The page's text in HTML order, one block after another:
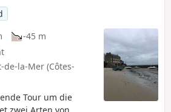
-45 m
de-la-Mer (Côtes-
Tour um die
zwei Arten von